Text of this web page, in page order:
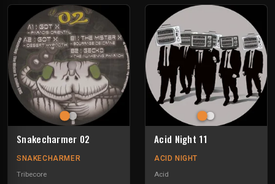
Snakecharmer 02
SNAKECHARMER
Tribecore
Acid Night 11
ACID NIGHT
Acid